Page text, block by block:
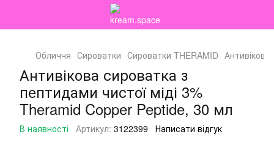
Обличчя Сироватки Сироватки THERAMID
Антивікова сироватка з
пептидами чистої міді 3%
Theramid Copper Peptide, 30 мл
В наявності Артикул: 3122399 Написати відгук